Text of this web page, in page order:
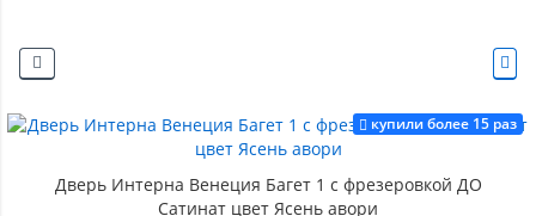
купили более 15 раз
Дверь Интерна Венеция Багет 1 с фрезеровкой ДО
Сатинат цвет Ясень авори